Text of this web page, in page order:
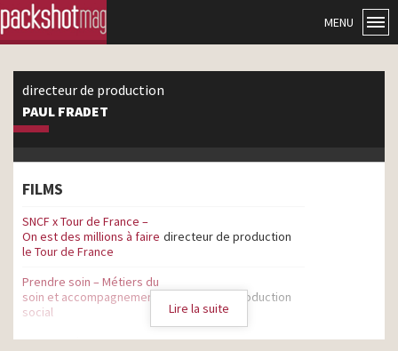
MENU
directeur de production
PAUL FRADET
FILMS
SNCF x Tour de France –
On est des millions à faire
le Tour de France
directeur de production
Prendre soin – Métiers du
soin et accompagnement
social
directeur de production
Kayak – Découvrez par
Lire la suite